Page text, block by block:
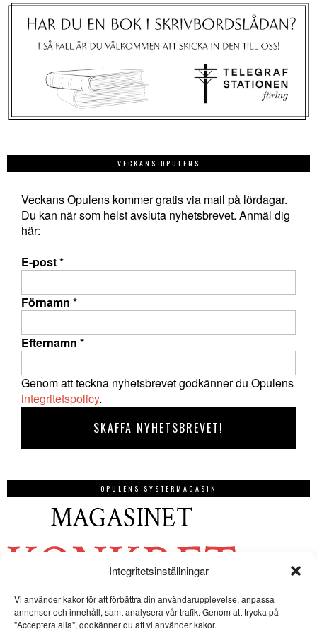
Integritetsinställningar
Vi använder kakor för att förbättra din användarupplevelse, anpassa
annonser och innehåll, samt analysera vår trafik. Genom att trycka på
"Acceptera alla", godkänner du att vi använder kakor.
VECKANS OPULENS
Veckans Opulens kommer gratis via mail på lördagar.
Du kan när som helst avsluta nyhetsbrevet. Anmäl dig
här:
E-post*
Förnamn *
Efternamn *
Genom att teckna nyhetsbrevet godkänner du Opulens
integritetspolicy.
OPULENS SYSTERMAGASIN